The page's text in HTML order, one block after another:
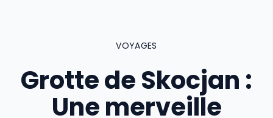
VOYAGES
Grotte de Skocjan :
Une merveille